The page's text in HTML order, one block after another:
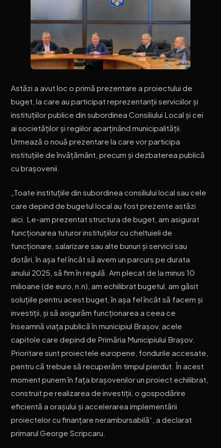
Astăzi a avut loc o primă prezentare a proiectului de
buget, la care au participat reprezentanții serviciilor și
instituțiilor publice din subordinea Consiliului Local și cei
ai societăților și regiilor aparținând municipalității.
Urmează o nouă prezentare la care vor participa
instituțiile de învățământ, precum și dezbaterea publică
cu brașovenii.
„Toate instituțiile din subordinea consiliului local sau cele
care depind de bugetul local au fost prezente astăzi
aici. Le-am prezentat structura de buget, am asigurat
funcționarea tuturor instituțiilor cu cheltuieli de
funcționare, salarizare sau alte bunuri și servicii sau
dotări, în așa fel încât să avem un parcurs pe durata
anului 2025, să fim în regulă. Am plecat de la minus 10
milioane (de euro, n.n), am echilibrat bugetul, am găsit
soluțiile pentru acest buget, în așa fel încât să facem și
investiții, și să asigurăm funcționarea a ceea ce
înseamnă viața publică în municipiul Brașov, acele
capitole care depind de Primăria Municipiului Brașov.
Prioritare sunt proiectele europene, fondurile accesate,
pentru că trebuie să recuperăm timpul pierdut. În acest
moment punem în fața brașovenilor un proiect echilibrat,
construit pe realizarea de investiții, o gospodărire
eficientă a orașului și accelerarea implementării
proiectelor cu finanțare nerambursabilă“, a declarat
primarul George Scripcaru.